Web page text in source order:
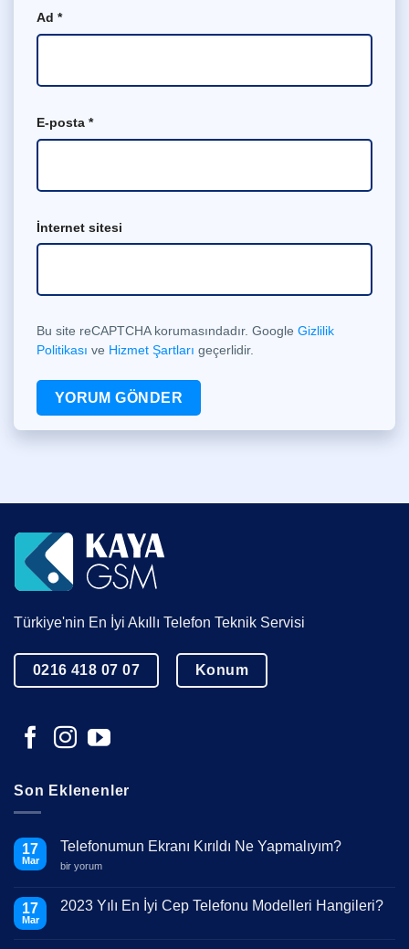
Ad *
E-posta *
İnternet sitesi
Bu site reCAPTCHA korumasındadır. Google Gizlilik
Politikası ve Hizmet Şartları geçerlidir.
Türkiye'nin En İyi Akıllı Telefon Teknik Servisi
0216 418 07 07 Konum
Son Eklenenler
17
Mar
Telefonumun Ekranı Kırıldı Ne Yapmalıyım?
Telefonumun
Ne
Yapmalıyım?
bir yorum
17
Mar
2023 Yılı En İyi Cep Telefonu Modelleri Hangileri?